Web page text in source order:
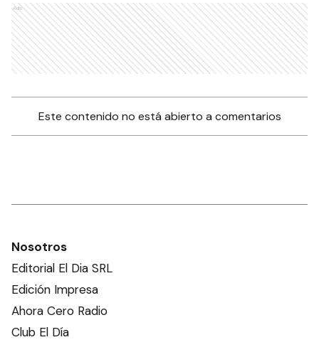
Ads
Este contenido no está abierto a comentarios
Nosotros
Editorial El Dia SRL
Edición Impresa
Ahora Cero Radio
Club El Día